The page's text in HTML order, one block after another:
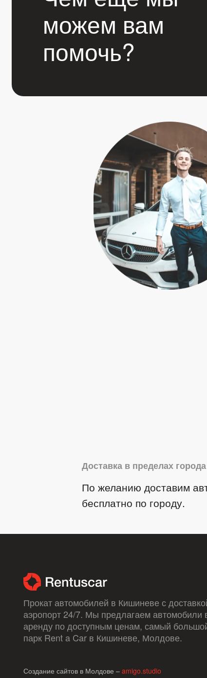
можем вам
помочь?
Доставка в пределах города
По желанию доставим
бесплатно по городу.
Прокат автомобилей в Кишиневе с
аэропорт 24/7. Мы предлагаем автомобили
аренду по доступным ценам, самый
парк Rent a Car в Кишиневе, Молдове.
Создание сайтов в Молдове – amigo.studio